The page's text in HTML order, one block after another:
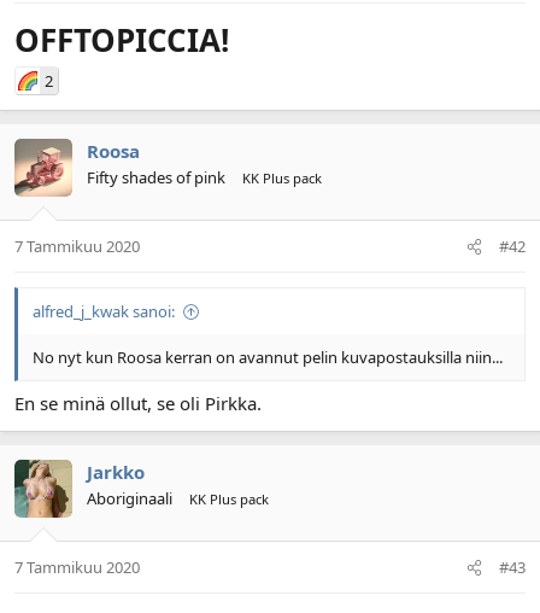
a
l
o
i
t
t
a
j
a
m
ä
ä
OFFTOPICCIA!
2
Roosa
Fifty shades of pink KK Plus pack
7 Tammikuu 2020 #42
alfred_j_kwak sanoi:
No nyt kun Roosa kerran on avannut pelin kuvapostauksilla niin...
En se minä ollut, se oli Pirkka.
Jarkko
Aboriginaali KK Plus pack
7 Tammikuu 2020 #43